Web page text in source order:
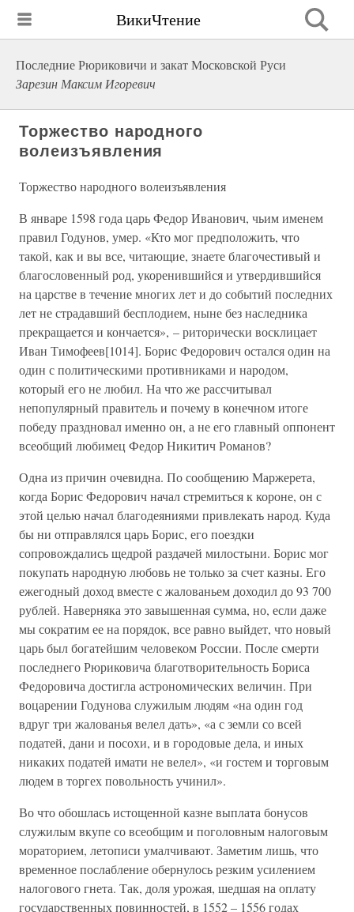
ВикиЧтение
Последние Рюриковичи и закат Московской Руси
Зарезин Максим Игоревич
Торжество народного
волеизъявления
Торжество народного волеизъявления
В январе 1598 года царь Федор Иванович, чьим именем
правил Годунов, умер. «Кто мог предположить, что
такой, как и вы все, читающие, знаете благочестивый и
благословенный род, укоренившийся и утвердившийся
на царстве в течение многих лет и до событий последних
лет не страдавший бесплодием, ныне без наследника
прекращается и кончается», – риторически восклицает
Иван Тимофеев[1014]. Борис Федорович остался один на
один с политическими противниками и народом,
который его не любил. На что же рассчитывал
непопулярный правитель и почему в конечном итоге
победу праздновал именно он, а не его главный оппонент
всеобщий любимец Федор Никитич Романов?
Одна из причин очевидна. По сообщению Маржерета,
когда Борис Федорович начал стремиться к короне, он с
этой целью начал благодеяниями привлекать народ. Куда
бы ни отправлялся царь Борис, его поездки
сопровождались щедрой раздачей милостыни. Борис мог
покупать народную любовь не только за счет казны. Его
ежегодный доход вместе с жалованьем доходил до 93 700
рублей. Наверняка это завышенная сумма, но, если даже
мы сократим ее на порядок, все равно выйдет, что новый
царь был богатейшим человеком России. После смерти
последнего Рюриковича благотворительность Бориса
Федоровича достигла астрономических величин. При
воцарении Годунова служилым людям «на один год
вдруг три жалованья велел дать», «а с земли со всей
податей, дани и посохи, и в городовые дела, и иных
никаких податей имати не велел», «и гостем и торговым
людем в торгех повольность учинил».
Во что обошлась истощенной казне выплата бонусов
служилым вкупе со всеобщим и поголовным налоговым
мораторием, летописи умалчивают. Заметим лишь, что
временное послабление обернулось резким усилением
налогового гнета. Так, доля урожая, шедшая на оплату
государственных повинностей, в 1552 – 1556 годах